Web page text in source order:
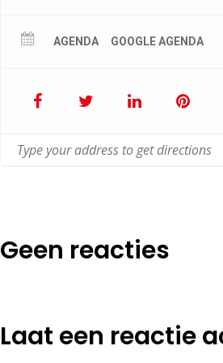
AGENDA GOOGLE AGENDA
Geen reacties
Laat een reactie